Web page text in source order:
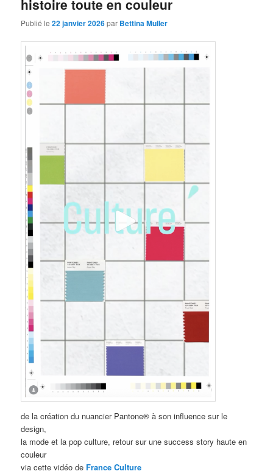
histoire toute en couleur
Publié le22 janvier 2026par Bettina Muller
de la création du nuancier Pantone® à son influence sur le
design,
la mode et la pop culture, retour sur une success story haute en
couleur
via cette vidéo de France Culture